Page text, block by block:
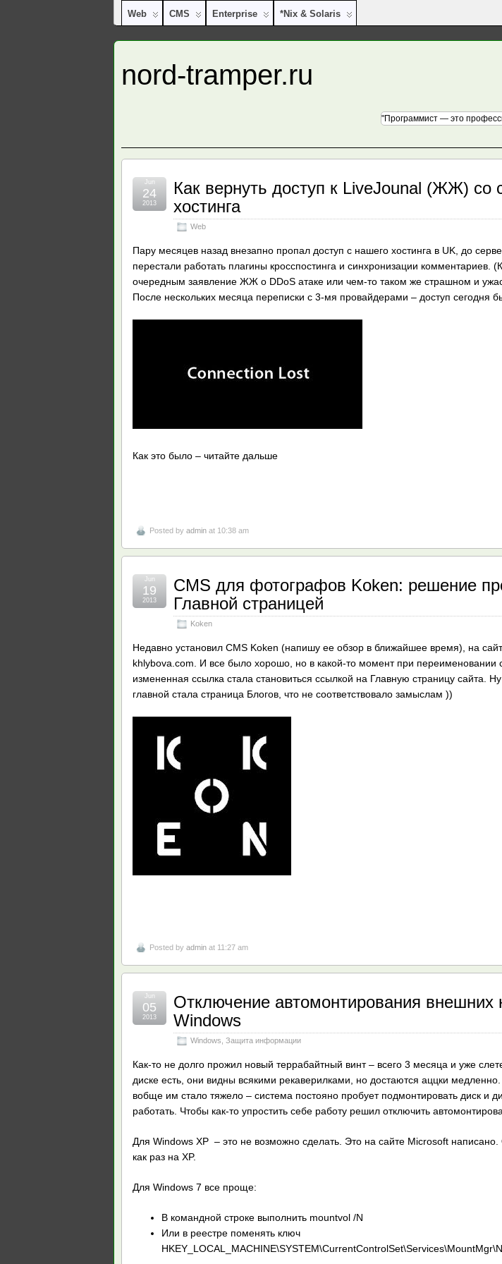
Web CMS Enterprise *nix & Solaris
nord-tramper.ru
"Программист — это
Как вернуть доступ к LiveJounal (ЖЖ) со
хостинга
Web
Jun
24
2013
Пару месяцев назад внезапно пропал доступ с нашего хостинга в UK, до
перестали работать плагины кросспостинга и синхронизации комментариев.
очередным заявление ЖЖ о DDoS атаке или чем-то таком же страшном и
После нескольких месяца переписки с 3-мя провайдерами – доступ сегодня
Как это было – читайте дальше
Posted by admin at 10:38 am
CMS для фотографов Koken: решение
Главной страницей
Koken
Jun
19
2013
Недавно установил CMS Koken (напишу ее обзор в ближайшее время), на
khlybova.com. И все было хорошо, но в какой-то момент при переименовании
измененная ссылка стала становиться ссылкой на Главную страницу сайта.
главной стала страница Блогов, что не соответствовало замыслам ))
Posted by admin at 11:27 am
Отключение автомонтирования внешних
Windows
Windows Защита информации
Jun
05
2013
Как-то не долго прожил новый террабайтный винт – всего 3 месяца и уже
диске есть, они видны всякими рекаверилками, но достаются аццки
вобще им стало тяжело – система постояно пробует подмонтировать диск и
работать. Чтобы как-то упростить себе работу решил отключить
Для Windows XP – это не возможно сделать. Это на сайте Microsoft
как раз на XP.
Для Windows 7 все проще:
В командной строке выполнить mountvol /N
Или в реестре поменять ключ